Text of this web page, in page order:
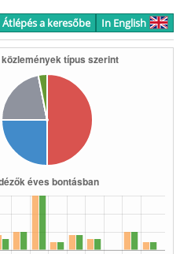
Átlépés a keresőbe In English